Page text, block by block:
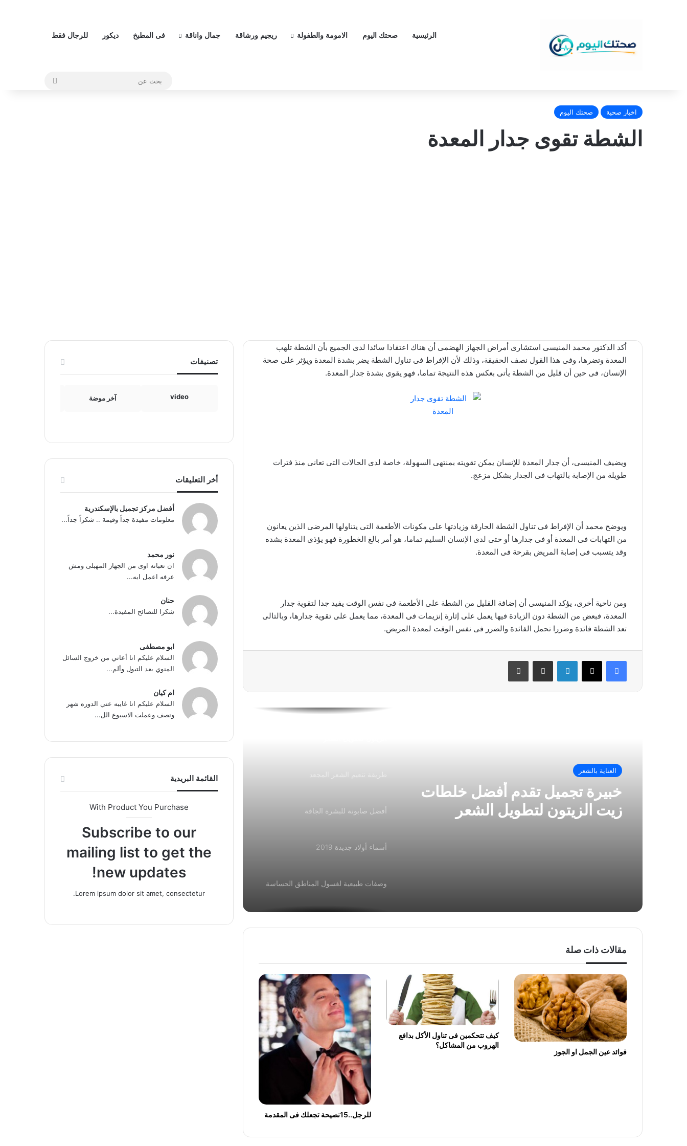
الرئيسية صحتك اليوم الامومة والطفولة ريجيم ورشاقة جمال واناقة فى المطبخ ديكور للرجال فقط
اخبار صحية صحتك اليوم
الشطة تقوى جدار المعدة
أكد الدكتور محمد المنيسى استشارى أمراض الجهاز الهضمى أن هناك اعتقادا سائدا لدى الجميع بأن الشطة تلهب
المعدة وتضرها، وفى هذا القول نصف الحقيقة، وذلك لأن الإفراط فى تناول الشطة يضر بشدة المعدة ويؤثر على صحة
الإنسان، فى حين أن قليل من الشطة يأتى بعكس هذه النتيجة تماما، فهو يقوى بشدة جدار المعدة.
ويضيف المنيسى، أن جدار المعدة للإنسان يمكن تقويته بمنتهى السهولة، خاصة لدى الحالات التى تعانى منذ فترات
طويلة من الإصابة بالتهاب فى الجدار بشكل مزعج.
ويوضح محمد أن الإفراط فى تناول الشطة الحارقة وزيادتها على مكونات الأطعمة التى يتناولها المرضى الذين يعانون
من التهابات فى المعدة أو فى جدارها أو حتى لدى الإنسان السليم تماما، هو أمر بالغ الخطورة فهو يؤذى المعدة بشده
وقد يتسبب فى إصابة المريض بقرحة فى المعدة.
ومن ناحية أخرى، يؤكد المنيسى أن إضافة القليل من الشطة على الأطعمة فى نفس الوقت يفيد جدا لتقوية جدار
المعدة، فبعض من الشطة دون الزيادة فيها يعمل على إثارة إنزيمات فى المعدة، مما يعمل على تقوية جدارها، وبالتالى
تعد الشطة فائدة وضررا تحمل الفائدة والضرر فى نفس الوقت لمعدة المريض.
فيسبوك لينكدإن
العناية بالشعر
خبيرة تجميل تقدم أفضل خلطات
زيت الزيتون لتطويل الشعر
أفضل طرق حرق الدهون بسرعة جنونية
أضرار الصبغة على الحامل
نهائيا
أفضل صابونة للبشرة الجافة
أسماء أولاد جديدة 2019
وصفات طبيعية لغسول المناطق الحساسة
أضرار الصبغة على الحامل
خلطات لتبييض المناطق السوداء في الجسم
خلطات فعالة لعلاج حب الشباب وإزالة آثارة
خبيرة تجميل تقدم أفضل خلطات زيت
الزيتون لتطويل الشعر
مقالات ذات صلة
فوائد عين الجمل او الجوز
كيف تتحكمين فى تناول الأكل بدافع
الهروب من المشاكل؟
للرجل..15نصيحة تجعلك فى المقدمة
تصنيفات
video آخر موضة
أخر التعليقات
أفضل مركز تجميل بالإسكندرية
معلومات مفيدة جداً وقيمة .. شكراً جداً...
نور محمد
ان تعبانه اوى من الجهاز المهبلى ومش
عرفه اعمل ايه...
حنان
شكرا للنصائح المفيدة...
ابو مصطفى
السلام عليكم انا أعاني من خروج السائل
المنوي بعد التبول وألم...
ام كيان
السلام عليكم انا غايبه عني الدوره شهر
ونصف وعملت الاسبوع الل...
القائمة البريدية
With Product You Purchase
Subscribe to our
mailing list to get the
new updates!
Lorem ipsum dolor sit amet, consectetur.